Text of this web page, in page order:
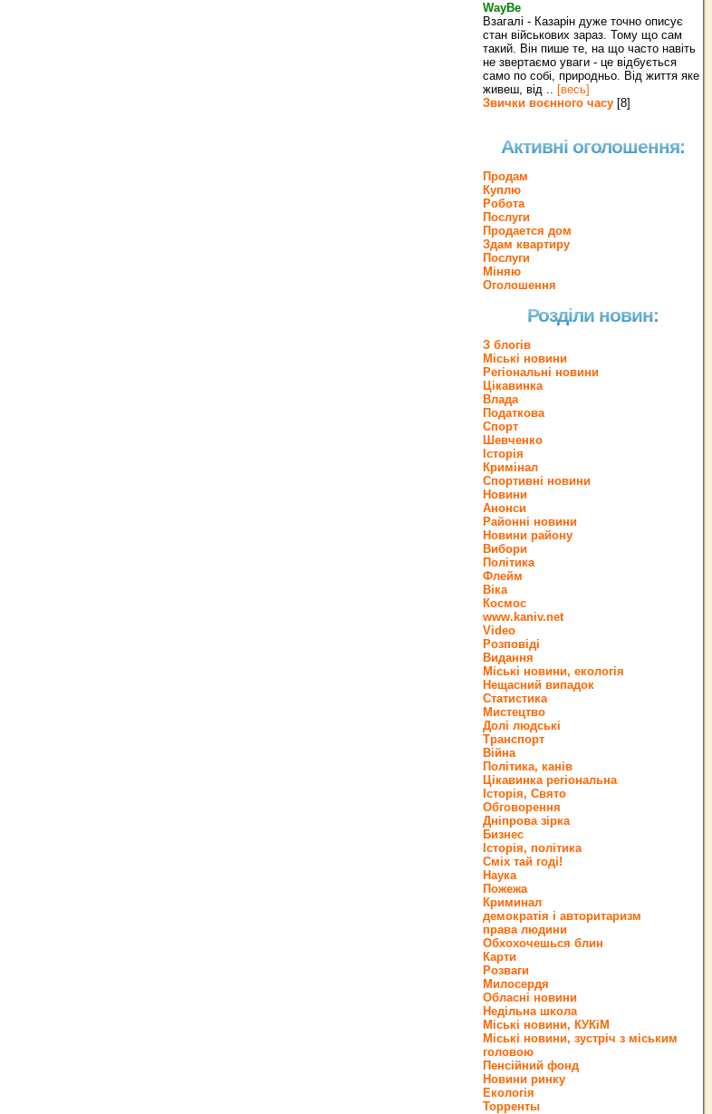
WayBe
Взагалі - Казарін дуже точно описує
стан військових зараз. Тому що сам
такий. Він пише те, на що часто навіть
не звертаємо уваги - це відбується
само по собі, природньо. Від життя яке
живеш, від .. [весь]
Звички воєнного часу [8]
Активні оголошення:
Продам
Куплю
Робота
Послуги
Продается дом
Здам квартиру
Послуги
Міняю
Оголошення
Розділи новин:
З блогів
Міські новини
Регіональні новини
Цікавинка
Влада
Податкова
Спорт
Шевченко
Історія
Кримінал
Спортивні новини
Новини
Анонси
Районні новини
Новини району
Вибори
Політика
Флейм
Віка
Космос
www.kaniv.net
Video
Розповіді
Видання
Міські новини, екологія
Нещасний випадок
Статистика
Мистецтво
Долі людські
Транспорт
Війна
Політика, канів
Цікавинка регіональна
Історія, Свято
Обговорення
Дніпрова зірка
Бизнес
Історія, політика
Сміх тай годі!
Наука
Пожежа
Криминал
демократія і авторитаризм
права людини
Обхохочешься блин
Карти
Розваги
Милосердя
Обласні новини
Недільна школа
Міські новини, КУКіМ
Міські новини, зустріч з міським
головою
Пенсійний фонд
Новини ринку
Екологія
Торренты